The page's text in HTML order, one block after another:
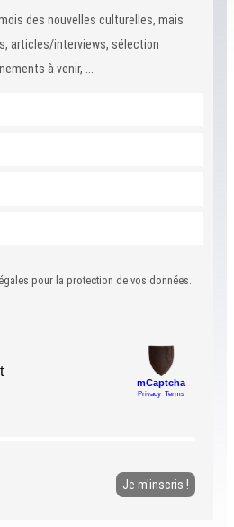
des nouvelles culturelles, mais
articles/interviews, sélection
à venir, ...
pour la protection de vos données.